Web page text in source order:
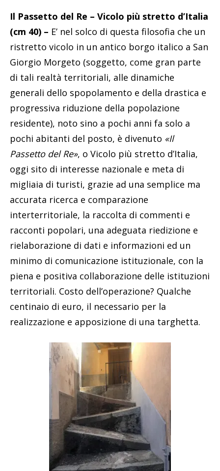
Il Passetto del Re – Vicolo più stretto d’Italia
(cm 40) – E’ nel solco di questa filosofia che un
ristretto vicolo in un antico borgo italico a San
Giorgio Morgeto (soggetto, come gran parte
di tali realtà territoriali, alle dinamiche
generali dello spopolamento e della drastica e
progressiva riduzione della popolazione
residente), noto sino a pochi anni fa solo a
pochi abitanti del posto, è divenuto «Il
Passetto del Re», o Vicolo più stretto d’Italia,
oggi sito di interesse nazionale e meta di
migliaia di turisti, grazie ad una semplice ma
accurata ricerca e comparazione
interterritoriale, la raccolta di commenti e
racconti popolari, una adeguata riedizione e
rielaborazione di dati e informazioni ed un
minimo di comunicazione istituzionale, con la
piena e positiva collaborazione delle istituzioni
territoriali. Costo dell’operazione? Qualche
centinaio di euro, il necessario per la
realizzazione e apposizione di una targhetta.